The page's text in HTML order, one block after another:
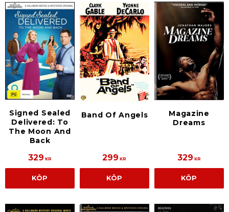
Signed Sealed
Delivered: To
The Moon And
Back
329 KR
KÖP
Band Of Angels
299 KR
KÖP
Magazine
Dreams
329 KR
KÖP